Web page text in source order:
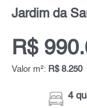
Jardim da
R$
Valor m²: R$ 8.250
4